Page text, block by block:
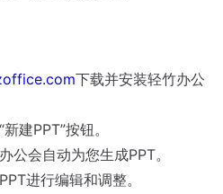
下载并安装轻竹办公
建PPT”按钮。
公会自动为您生成PPT。
进行编辑和调整。